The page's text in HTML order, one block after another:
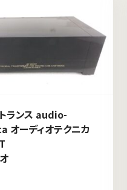
ランス audio-
オーディオテクニカ